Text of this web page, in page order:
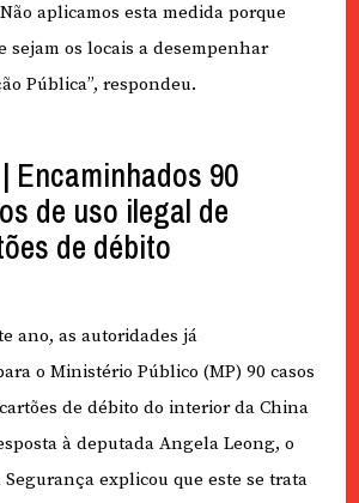
aplicamos esta medida porque
sejam os locais a desempenhar
Pública”, respondeu.
Encaminhados 90
de uso ilegal de
de débito
ano, as autoridades já
o Ministério Público (MP) 90 casos
de débito do interior da China
à deputada Angela Leong, o
Segurança explicou que este se trata